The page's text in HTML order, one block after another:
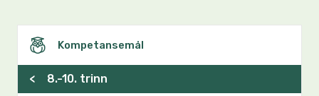
Kompetansemål
< 8.-10. trinn